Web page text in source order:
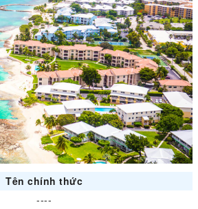
Tên chính thức
----